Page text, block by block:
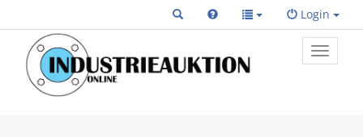
Login
Toggle
primary